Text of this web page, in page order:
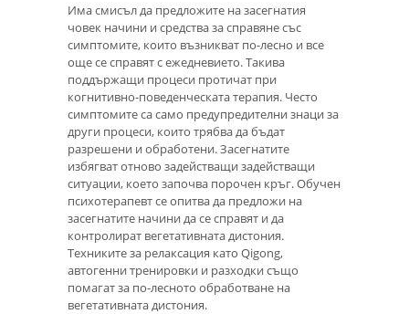
Има смисъл да предложите на засегнатия
човек начини и средства за справяне със
симптомите, които възникват по-лесно и все
още се справят с ежедневието. Такива
поддържащи процеси протичат при
когнитивно-поведенческата терапия. Често
симптомите са само предупредителни знаци за
други процеси, които трябва да бъдат
разрешени и обработени. Засегнатите
избягват отново задействащи задействащи
ситуации, което започва порочен кръг. Обучен
психотерапевт се опитва да предложи на
засегнатите начини да се справят и да
контролират вегетативната дистония.
Техниките за релаксация като Qigong,
автогенни тренировки и разходки също
помагат за по-лесното обработване на
вегетативната дистония.